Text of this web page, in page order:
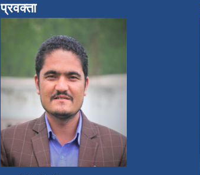
प्रवक्ता